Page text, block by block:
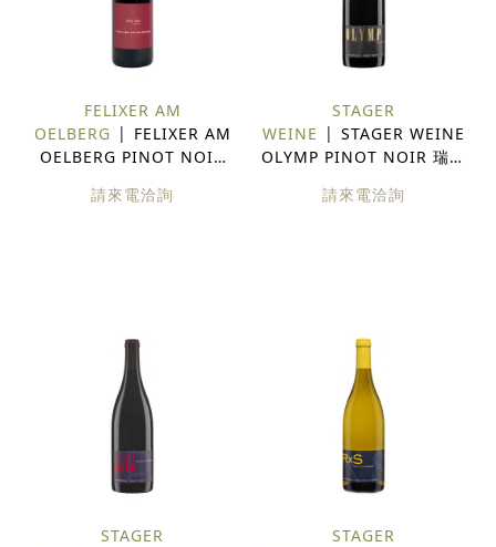
FELIXER AM
OELBERG
FELIXER AM
OELBERG PINOT NOIR
請來電洽詢
STAGER
WEINE
STAGER WEINE
OLYMP PINOT NOIR 瑞士
請來電洽詢
STAGER
STAGER